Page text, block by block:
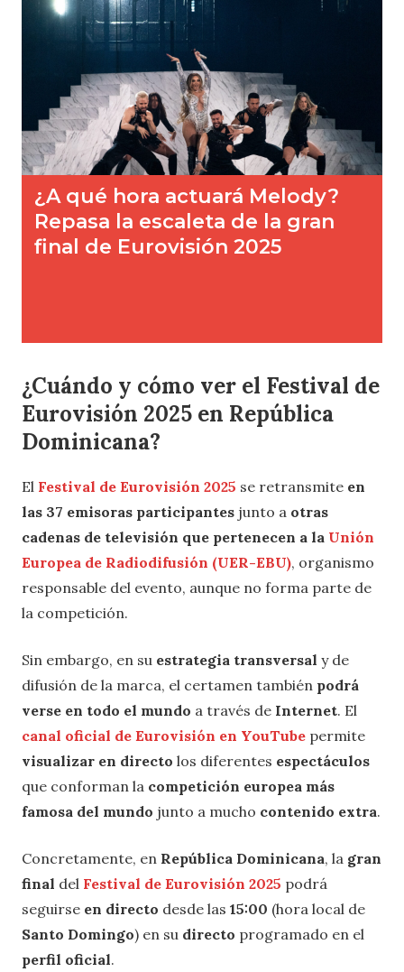
¿Cuándo y cómo ver el Festival de
Eurovisión 2025 en República
Dominicana?
El Festival de Eurovisión 2025 se retransmite en
las 37 emisoras participantes junto a otras
cadenas de televisión que pertenecen a la Unión
Europea de Radiodifusión (UER-EBU), organismo
responsable del evento, aunque no forma parte de
la competición.
Sin embargo, en su estrategia transversal y de
difusión de la marca, el certamen también podrá
verse en todo el mundo a través de Internet. El
canal oficial de Eurovisión en YouTube permite
visualizar en directo los diferentes espectáculos
que conforman la competición europea más
famosa del mundo junto a mucho contenido extra.
Concretamente, en República Dominicana, la gran
final del Festival de Eurovisión 2025 podrá
seguirse en directo desde las 15:00 (hora local de
Santo Domingo) en su directo programado en el
perfil oficial.